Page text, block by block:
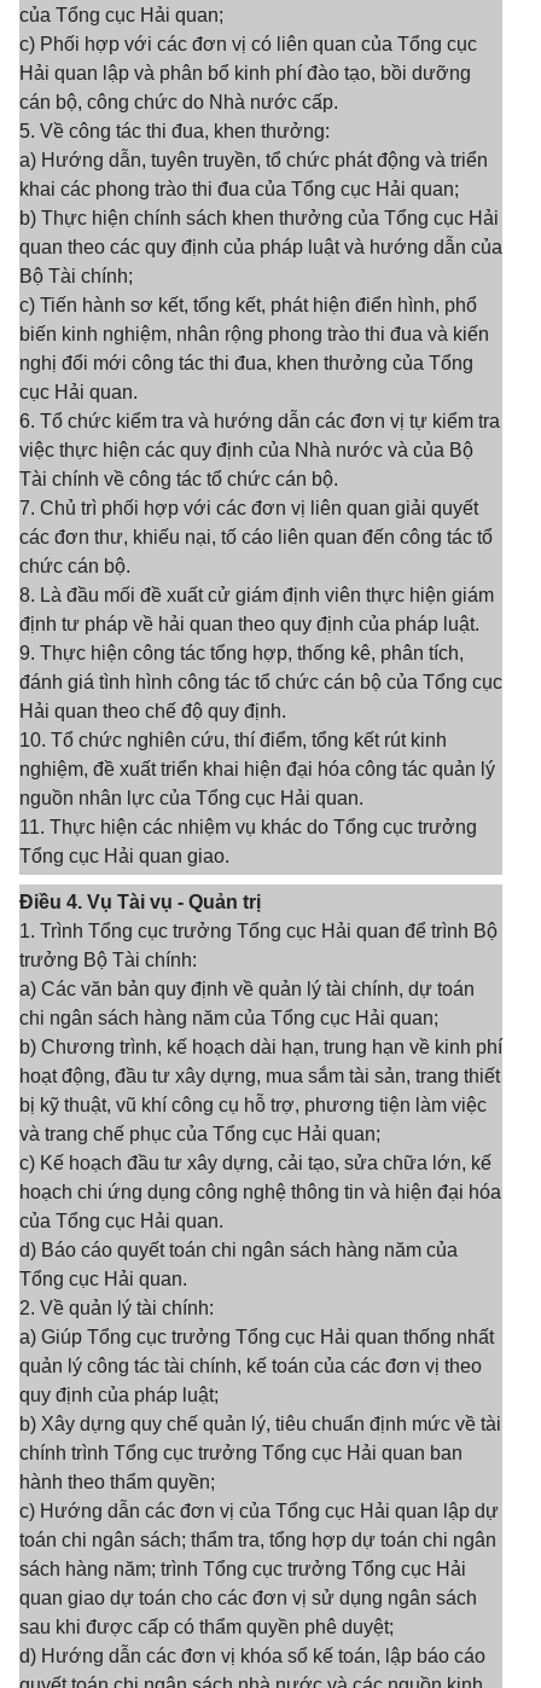
của Tổng cục Hải quan;
c) Phối hợp với các đơn vị có liên quan của Tổng cục
Hải quan lập và phân bổ kinh phí đào tạo, bồi dưỡng
cán bộ, công chức do Nhà nước cấp.
5. Về công tác thi đua, khen thưởng:
a) Hướng dẫn, tuyên truyền, tổ chức phát động và triển
khai các phong trào thi đua của Tổng cục Hải quan;
b) Thực hiện chính sách khen thưởng của Tổng cục Hải
quan theo các quy định của pháp luật và hướng dẫn của
Bộ Tài chính;
c) Tiến hành sơ kết, tổng kết, phát hiện điển hình, phổ
biến kinh nghiệm, nhân rộng phong trào thi đua và kiến
nghị đổi mới công tác thi đua, khen thưởng của Tổng
cục Hải quan.
6. Tổ chức kiểm tra và hướng dẫn các đơn vị tự kiểm tra
việc thực hiện các quy định của Nhà nước và của Bộ
Tài chính về công tác tổ chức cán bộ.
7. Chủ trì phối hợp với các đơn vị liên quan giải quyết
các đơn thư, khiếu nại, tố cáo liên quan đến công tác tổ
chức cán bộ.
8. Là đầu mối đề xuất cử giám định viên thực hiện giám
định tư pháp về hải quan theo quy định của pháp luật.
9. Thực hiện công tác tổng hợp, thống kê, phân tích,
đánh giá tình hình công tác tổ chức cán bộ của Tổng cục
Hải quan theo chế độ quy định.
10. Tổ chức nghiên cứu, thí điểm, tổng kết rút kinh
nghiệm, đề xuất triển khai hiện đại hóa công tác quản lý
nguồn nhân lực của Tổng cục Hải quan.
11. Thực hiện các nhiệm vụ khác do Tổng cục trưởng
Tổng cục Hải quan giao.
Điều 4. Vụ Tài vụ - Quản trị
1. Trình Tổng cục trưởng Tổng cục Hải quan để trình Bộ
trưởng Bộ Tài chính:
a) Các văn bản quy định về quản lý tài chính, dự toán
chi ngân sách hàng năm của Tổng cục Hải quan;
b) Chương trình, kế hoạch dài hạn, trung hạn về kinh phí
hoạt động, đầu tư xây dựng, mua sắm tài sản, trang thiết
bị kỹ thuật, vũ khí công cụ hỗ trợ, phương tiện làm việc
và trang chế phục của Tổng cục Hải quan;
c) Kế hoạch đầu tư xây dựng, cải tạo, sửa chữa lớn, kế
hoạch chi ứng dụng công nghệ thông tin và hiện đại hóa
của Tổng cục Hải quan.
d) Báo cáo quyết toán chi ngân sách hàng năm của
Tổng cục Hải quan.
2. Về quản lý tài chính:
a) Giúp Tổng cục trưởng Tổng cục Hải quan thống nhất
quản lý công tác tài chính, kế toán của các đơn vị theo
quy định của pháp luật;
b) Xây dựng quy chế quản lý, tiêu chuẩn định mức về tài
chính trình Tổng cục trưởng Tổng cục Hải quan ban
hành theo thẩm quyền;
c) Hướng dẫn các đơn vị của Tổng cục Hải quan lập dự
toán chi ngân sách; thẩm tra, tổng hợp dự toán chi ngân
sách hàng năm; trình Tổng cục trưởng Tổng cục Hải
quan giao dự toán cho các đơn vị sử dụng ngân sách
sau khi được cấp có thẩm quyền phê duyệt;
d) Hướng dẫn các đơn vị khóa sổ kế toán, lập báo cáo